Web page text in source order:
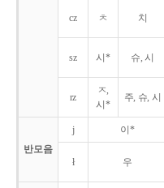
cz ㅊ 치
sz 시* 슈, 시
rz
ㅈ,
시*
주, 슈, 시
반모음
j 이*
ł 우